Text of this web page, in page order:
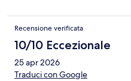
Recensione verificata
10/10 Eccezionale
25 apr 2026
Traduci con Google